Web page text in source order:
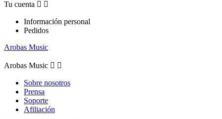
Tu cuenta  
Información personal
Pedidos
Arobas Music
Arobas Music  
Sobre nosotros
Prensa
Soporte
Afiliación